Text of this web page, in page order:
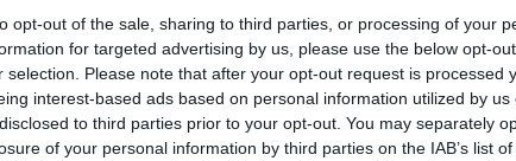
opt-out of the sale, sharing to third parties, or processing of your
for targeted advertising by us, please use the below opt-
selection. Please note that after your opt-out request is processed
interest-based ads based on personal information utilized by us
to third parties prior to your opt-out. You may separately
of your personal information by third parties on the IAB’s list